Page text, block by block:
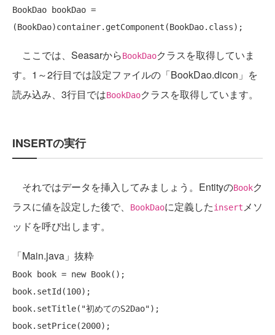
BookDao bookDao =
ここでは、SeasarからBookDaoクラスを取得していま
す。1～2行目では設定ファイルの「BookDao.dicon」を
読み込み、3行目ではBookDaoクラスを取得しています。
INSERTの実行
それではデータを挿入してみましょう。EntityのBookク
ラスに値を設定した後で、
BookDaoに定義したinsertメソ
ッドを呼び出します。
「Main.java」抜粋
Book book = new Book();
book.setId(100);
book.setTitle( "初めてのS2Dao");
book.setPrice(2000);